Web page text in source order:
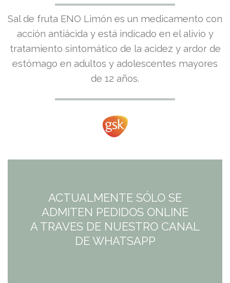
El
precio
original
era:
8,06€.
El
precio
actual
es:
7,25€.
Sal de fruta ENO Limón es un medicamento con
acción antiácida y está indicado en el alivio y
tratamiento sintomático de la acidez y ardor de
estómago en adultos y adolescentes mayores
de 12 años.
ACTUALMENTE SÓLO SE
ADMITEN PEDIDOS ONLINE
A TRAVES DE NUESTRO CANAL
DE WHATSAPP